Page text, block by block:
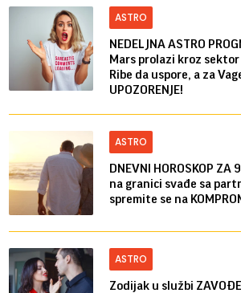
ASTRO
NEDELJNA ASTRO
Mars prolazi kroz
Ribe da uspore, a za
UPOZORENJE!
ASTRO
DNEVNI HOROSKOP ZA
na granici svađe sa
spremite se na
ASTRO
Zodijak u službi